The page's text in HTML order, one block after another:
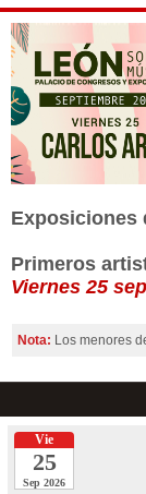
Exposiciones
Primeros
Viernes 25
Nota: Los menores
Vie
25
Sep 2026